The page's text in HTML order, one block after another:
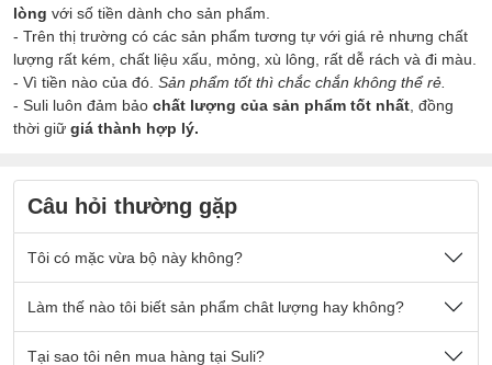
lòng với số tiền dành cho sản phẩm.
- Trên thị trường có các sản phẩm tương tự với giá rẻ nhưng chất
lượng rất kém, chất liệu xấu, mỏng, xù lông, rất dễ rách và đi màu.
- Vì tiền nào của đó. Sản phẩm tốt thì chắc chắn không thể rẻ.
- Suli luôn đảm bảo chất lượng của sản phẩm tốt nhất , đồng
thời giữ giá thành hợp lý.
Câu hỏi thường gặp
Tôi có mặc vừa bộ này không?
Nếu quý khách có cân nặng nằm trong số kg ở mô tả sản
phẩm thì sẽ mặc vừa đẹp ạ.
Sản phẩm được thiết kế thoải mái phù hợp cho tất cả mọi
Làm thế nào tôi biết sản phẩm chât lượng hay không?
- Chất vải tại Suli luôn làchất vải loại 1 cao cấp
Tại sao tôi nên mua hàng tại Suli?